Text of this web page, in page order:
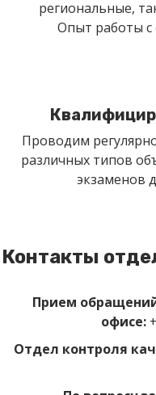
региональные,
Опыт работы
Проводим
различных типов
экзаменов
Контакты
Прием
офисе:
Отдел контроля